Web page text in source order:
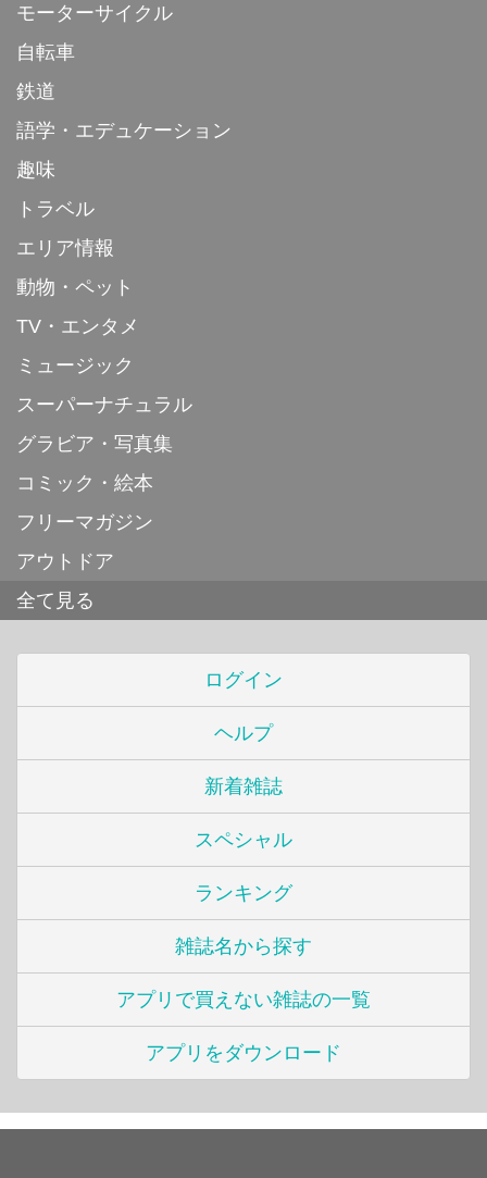
モーターサイクル
自転車
鉄道
語学・エデュケーション
趣味
トラベル
エリア情報
動物・ペット
TV・エンタメ
ミュージック
スーパーナチュラル
グラビア・写真集
コミック・絵本
フリーマガジン
アウトドア
全て見る
ログイン
ヘルプ
新着雑誌
スペシャル
ランキング
雑誌名から探す
アプリで買えない雑誌の一覧
アプリをダウンロード